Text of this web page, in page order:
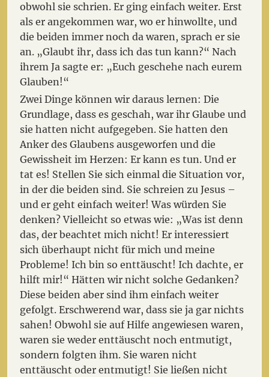
obwohl sie schrien. Er ging einfach weiter. Erst
als er angekommen war, wo er hinwollte, und
die beiden immer noch da waren, sprach er sie
an. „Glaubt ihr, dass ich das tun kann?“ Nach
ihrem Ja sagte er: „Euch geschehe nach eurem
Glauben!“
Zwei Dinge können wir daraus lernen: Die
Grundlage, dass es geschah, war ihr Glaube und
sie hatten nicht aufgegeben. Sie hatten den
Anker des Glaubens ausgeworfen und die
Gewissheit im Herzen: Er kann es tun. Und er
tat es! Stellen Sie sich einmal die Situation vor,
in der die beiden sind. Sie schreien zu Jesus –
und er geht einfach weiter! Was würden Sie
denken? Vielleicht so etwas wie: „Was ist denn
das, der beachtet mich nicht! Er interessiert
sich überhaupt nicht für mich und meine
Probleme! Ich bin so enttäuscht! Ich dachte, er
hilft mir!“ Hätten wir nicht solche Gedanken?
Diese beiden aber sind ihm einfach weiter
gefolgt. Erschwerend war, dass sie ja gar nichts
sahen! Obwohl sie auf Hilfe angewiesen waren,
waren sie weder enttäuscht noch entmutigt,
sondern folgten ihm. Sie waren nicht
enttäuscht oder entmutigt! Sie ließen nicht